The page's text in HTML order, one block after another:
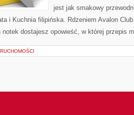
jest jak smakowy
i Kuchnia filipińska. Rdzeniem Avalon
notek dostajesz opowieść, w której przepis